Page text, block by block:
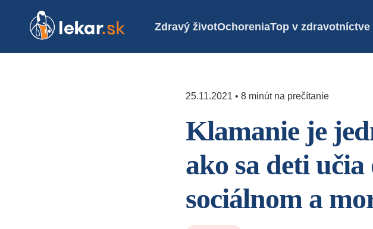
Zdravý životOchoreniaTop v zdravotníctve
25.11.2021 • 8 minút na prečítanie
Klamanie je
ako sa deti
sociálnom a